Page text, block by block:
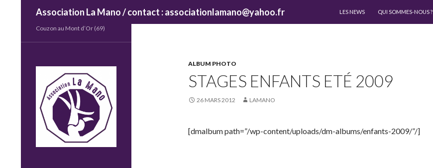
Association La Mano / contact : associationlamano@yahoo.fr
LES NEWS
QUI SOMMES-NOUS ?
ALBUM PHOTO
STAGES ENFANTS ETÉ 2009
26 MARS 2012 LAMANO
[dmalbum path=”/wp-content/uploads/dm-albums/enfants-2009/”/]
Couzon au Mont d’Or (69)